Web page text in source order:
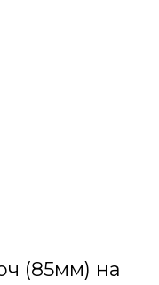
(85мм) на